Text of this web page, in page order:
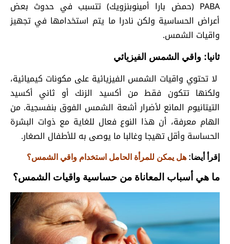
PABA (حمض بارا أمينوبنزويك) تتسبب في حدوث بعض
أعراض الحساسية ولكن نادرا ما يتم استخدامها في تجهيز
واقيات الشمس.
ثانيا: واقي الشمس الفيزيائي
لا تحتوي واقيات الشمس الفيزيائية على مكونات كيميائية،
ولكنها تتكون فقط من أكسيد الزنك أو ثاني أكسيد
التيتانيوم المانع لأضرار أشعة الشمس الفوق بنفسجية. من
الهام معرفة، أن هذا النوع فعال للغاية مع ذوات البشرة
الحساسة وأقل تهيجا وغالبا ما يوصى به للأطفال الصغار.
إقرأ أيضا: هل يمكن للمرأة الحامل استخدام واقي الشمس؟
ما هي أسباب المعاناة من حساسية واقيات الشمس؟